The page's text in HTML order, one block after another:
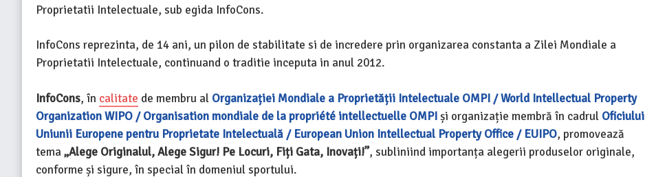
Proprietatii Intelectuale, sub egida InfoCons.
InfoCons reprezinta, de 14 ani, un pilon de stabilitate si de incredere prin organizarea constanta a Zilei Mondiale a
Proprietatii Intelectuale, continuand o traditie inceputa in anul 2012.
InfoCons, în calitate de membru al Organizației Mondiale a Proprietății Intelectuale OMPI / World Intellectual Property
Organization WIPO / Organisation mondiale de la propriété intellectuelle OMPIși organizație membră în cadrul Oficiului
Uniunii Europene pentru Proprietate Intelectuală / European Union Intellectual Property Office / EUIPO, promovează
tema „Alege Originalul, Alege Sigur! Pe Locuri, Fiți Gata, Inovați!”, subliniind importanța alegerii produselor originale,
conforme și sigure, în special în domeniul sportului.